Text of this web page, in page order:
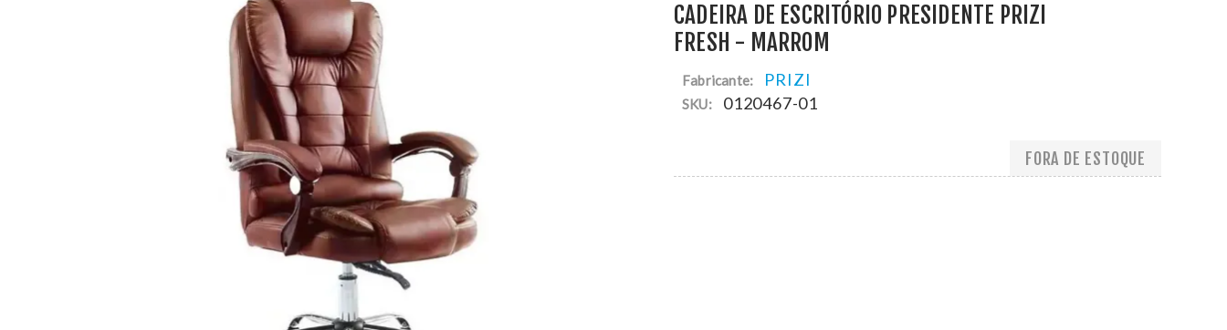
CADEIRA DE ESCRITÓRIO PRESIDENTE PRIZI
FRESH - MARROM
Fabricante: PRIZI
SKU: 0120467-01
FORA DE ESTOQUE